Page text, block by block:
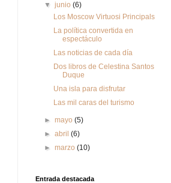
▼junio(6)
Los Moscow Virtuosi Principals
La política convertida en
espectáculo
Las noticias de cada día
Dos libros de Celestina Santos
Duque
Una isla para disfrutar
Las mil caras del turismo
►mayo(5)
►abril(6)
►marzo(10)
Entrada destacada